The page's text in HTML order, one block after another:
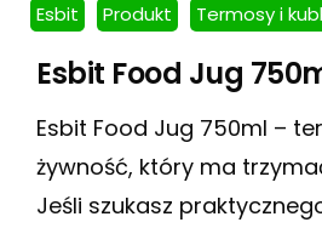
Esbit Produkt Termosy i
Esbit Food Jug
Esbit Food Jug 750ml –
żywność, który ma
Jeśli szukasz